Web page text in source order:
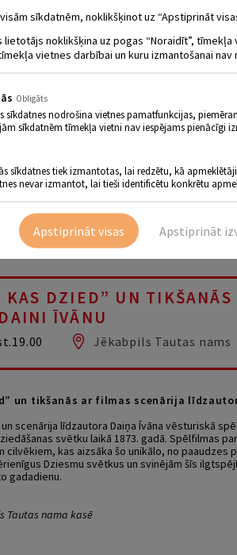
DZIED” UN
ĪVĀNU
Jēkabpils Tautas nams
un tikšanās ar filmas scenārija
scenārija līdzautora Daiņa Īvāna vēsturiskā
svētku laikā 1873. gadā. Spēlfilmas
cilvēkiem, kas aizsāka šo unikālo, no
Dziesmu svētkus un svinējām šīs
gadadienu.
Tautas nama kasē
sīkdatnēm, noklikšķinot uz “Apstiprināt
noklikšķina uz pogas “Noraidīt”,
vietnes darbībai un kuru izmantošanai
Obligāts
sīkdatnes nodrošina vietnes pamatfunkcijas,
sīkdatnēm tīmekļa vietni nav iespējams pienācīgi
sīkdatnes tiek izmantotas, lai redzētu, kā
nevar izmantot, lai tieši identificētu konkrētu
Apstiprināt
Apstiprināt visas